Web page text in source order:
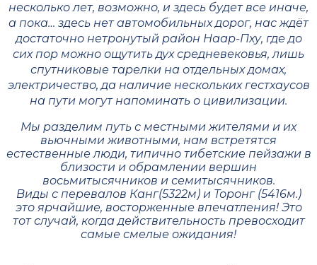
несколько лет, возможно, и здесь будет все иначе,
а пока… здесь нет автомобильных дорог, нас ждёт
достаточно нетронутый район Наар-Пху, где до
сих пор можно ощутить дух средневековья, лишь
спутниковые тарелки на отдельных домах,
электричество, да наличие нескольких гестхаусов
на пути могут напоминать о цивилизации.
Мы разделим путь с местными жителями и их
вьючными животными, нам встретятся
естественные люди, типично тибетские пейзажи в
близости и обрамлении вершин
восьмитысячников и семитысячников.
Виды с перевалов Канг(5322м) и Торонг (5416м.)
это ярчайшие, восторженные впечатления! Это
тот случай, когда действительность превосходит
самые смелые ожидания!